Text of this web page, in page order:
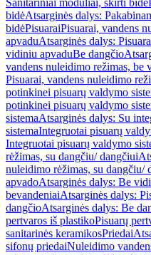
Sanitariniai moduliai, skirti bidė
bidėAtsarginės dalys:
bidėPisuaraiPisuarai, vandens
apvaduAtsarginės dalys:
vidiniu apvaduBe dangčio
vandens nuleidimo režimas, be
Pisuarai, vandens nuleidimo
potinkinei pisuarų valdymo
potinkinei pisuarų valdymo
sistemaAtsarginės dalys: Su
sistemaIntegruotai pisuarų
Integruotai pisuarų valdymo
rėžimas, su dangčiu/ dangčiui
nuleidimo rėžimas, su dangčiu/
apvadoAtsarginės dalys: Be
bevandeniaiAtsarginės dalys:
dangčioAtsarginės dalys: Be
pertvaros iš plastikoPisuarų
sanitarinės keramikosPriedai
sifonų priedaiNuleidimo